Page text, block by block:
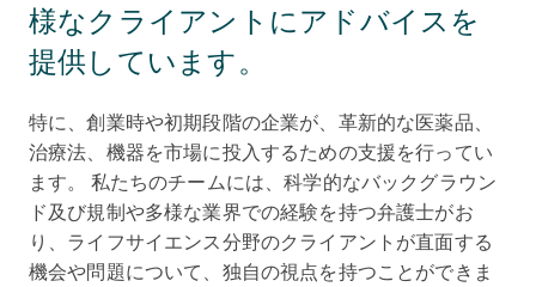
様なクライアントにアドバイスを
提供しています。
特に、創業時や初期段階の企業が、革新的な医薬品、
治療法、機器を市場に投入するための支援を行ってい
ます。 私たちのチームには、科学的なバックグラウン
ド及び規制や多様な業界での経験を持つ弁護士がお
り、ライフサイエンス分野のクライアントが直面する
機会や問題について、独自の視点を持つことができま